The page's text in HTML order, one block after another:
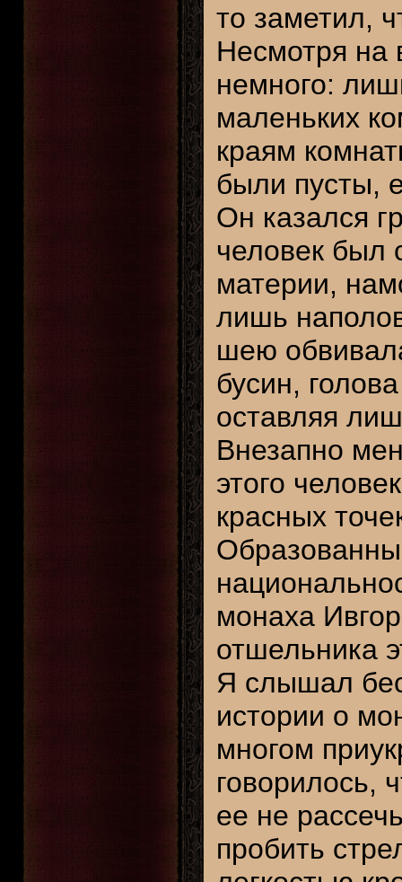
то заметил,
Несмотря на
немного:
маленьких
краям
были пусты,
Он казался
человек был
материи,
лишь
шею
бусин,
оставляя
Внезапно
этого
красных
монаха
отшельника
Я слышал
истории о
многом
говорилось,
ее не
пробить